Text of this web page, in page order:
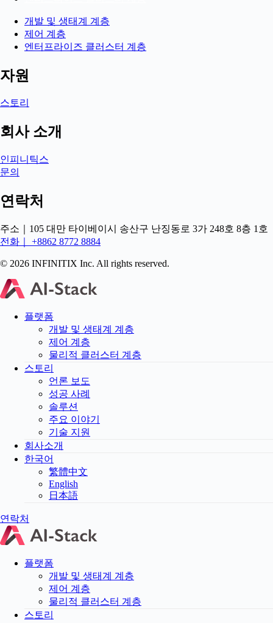
개발 및 생태계 계층
제어 계층
엔터프라이즈 클러스터 계층
자원
스토리
회사 소개
인피니틱스
문의
연락처
주소｜105 대만 타이베이시 송산구 난징동로 3가 248호 8층 1호
전화｜ +8862 8772 8884
© 2026 INFINITIX Inc. All rights reserved.
플랫폼
개발 및 생태계 계층
제어 계층
물리적 클러스터 계층
스토리
언론 보도
성공 사례
솔루션
주요 이야기
기술 지원
회사소개
한국어
繁體中文
English
日本語
연락처
플랫폼
개발 및 생태계 계층
제어 계층
물리적 클러스터 계층
스토리